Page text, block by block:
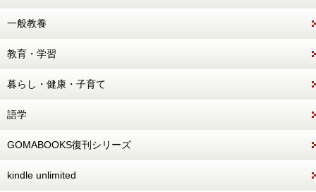
一般教養
教育・学習
暮らし・健康・子育て
語学
GOMABOOKS復刊シリーズ
kindle unlimited